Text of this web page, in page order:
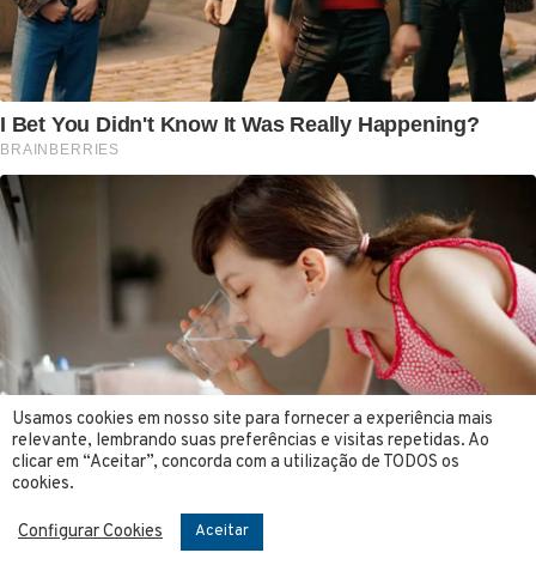
Usamos cookies em nosso site para fornecer a experiência mais
relevante, lembrando suas preferências e visitas repetidas. Ao
clicar em “Aceitar”, concorda com a utilização de TODOS os
cookies.
Configurar Cookies Aceitar